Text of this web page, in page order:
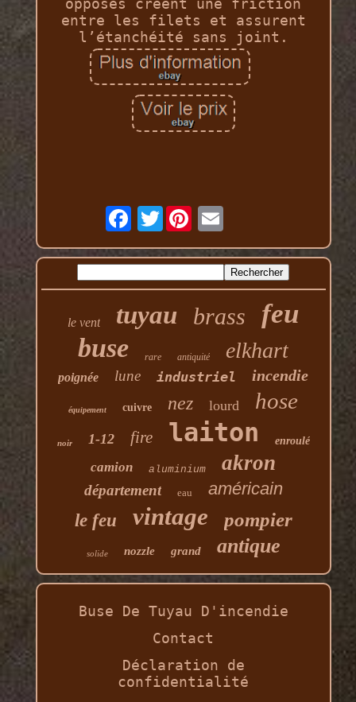
opposés créent une friction
entre les filets et assurent
l’étanchéité sans joint.
Twitter
le vent tuyau brass feu
buse rare antiquité elkhart
poignée lune industriel incendie
équipement cuivre nez lourd hose
noir 1-12 fire laiton enroulé
camion aluminium akron
département eau
américain
le feu
vintage pompier
solide nozzle grand antique
Buse De Tuyau D'incendie
Contact
Déclaration de
confidentialité